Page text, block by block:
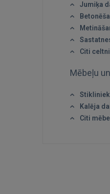
Jumiķa
Citi
Mēbeļu
Kalēja
Citi